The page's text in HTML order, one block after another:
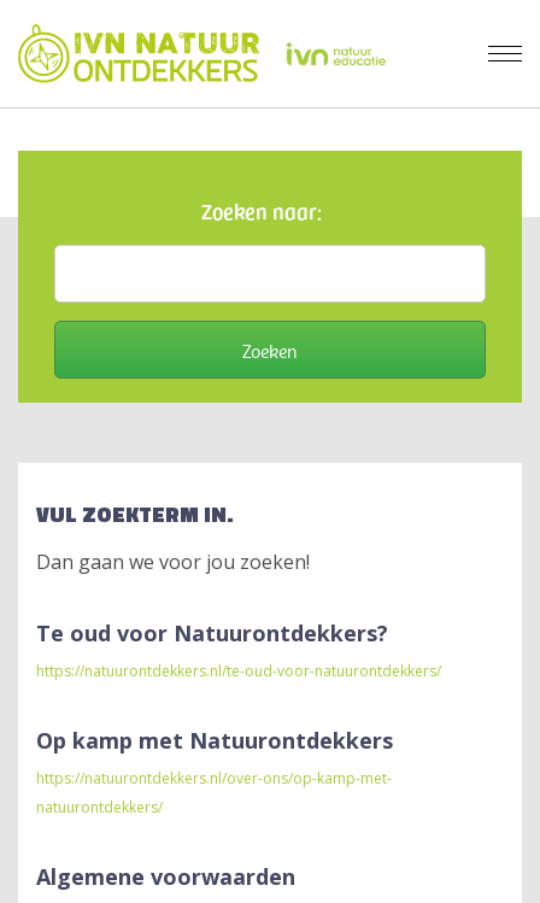
Zoeken naar:
VUL ZOEKTERM IN.
Dan gaan we voor jou zoeken!
Te oud voor Natuurontdekkers?
https://natuurontdekkers.nl/te-oud-voor-natuurontdekkers/
Op kamp met Natuurontdekkers
https://natuurontdekkers.nl/over-ons/op-kamp-met-
natuurontdekkers/
Algemene voorwaarden